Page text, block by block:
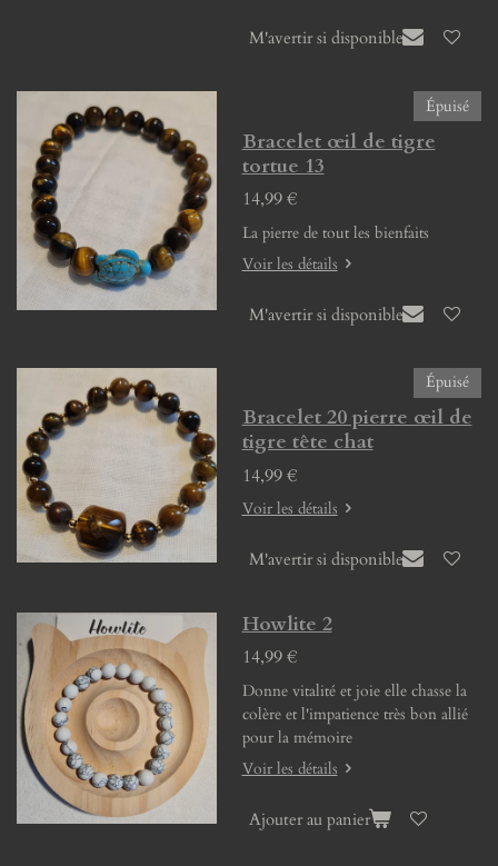
M'avertir si disponible
Épuisé
Bracelet œil de tigre
tortue 13
14,99 €
La pierre de tout les bienfaits
Voir les détails
M'avertir si disponible
Épuisé
Bracelet 20 pierre œil de
tigre tête chat
14,99 €
Voir les détails
M'avertir si disponible
Howlite 2
14,99 €
Donne vitalité et joie elle chasse la
colère et l'impatience très bon allié
pour la mémoire
Voir les détails
Ajouter au panier